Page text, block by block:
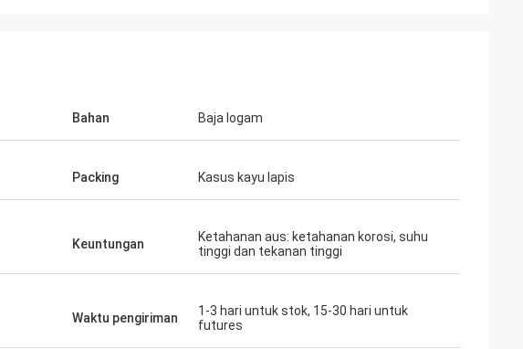
Bahan Baja logam
Packing Kasus kayu lapis
Keuntungan
Ketahanan aus: ketahanan korosi, suhu
tinggi dan tekanan tinggi
Waktu pengiriman
1-3 hari untuk stok, 15-30 hari untuk
futures